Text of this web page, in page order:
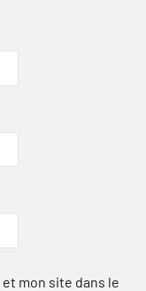
mon site dans le